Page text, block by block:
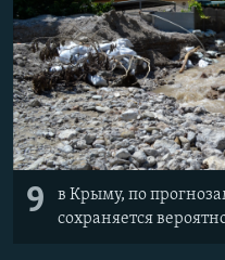
9
в Крыму, по
сохраняется